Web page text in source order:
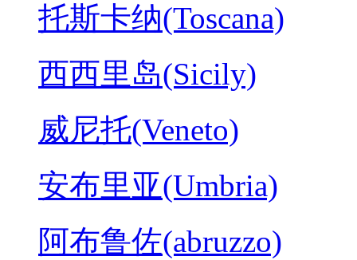
托斯卡纳(Toscana)
西西里岛(Sicily)
威尼托(Veneto)
安布里亚(Umbria)
阿布鲁佐(abruzzo)